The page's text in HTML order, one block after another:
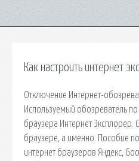
Как настроить интернет
Отключение Интернет-
Используемый обозреватель
браузера Интернет
браузере, а именно. Пособие
интернет браузеров Яндекс,